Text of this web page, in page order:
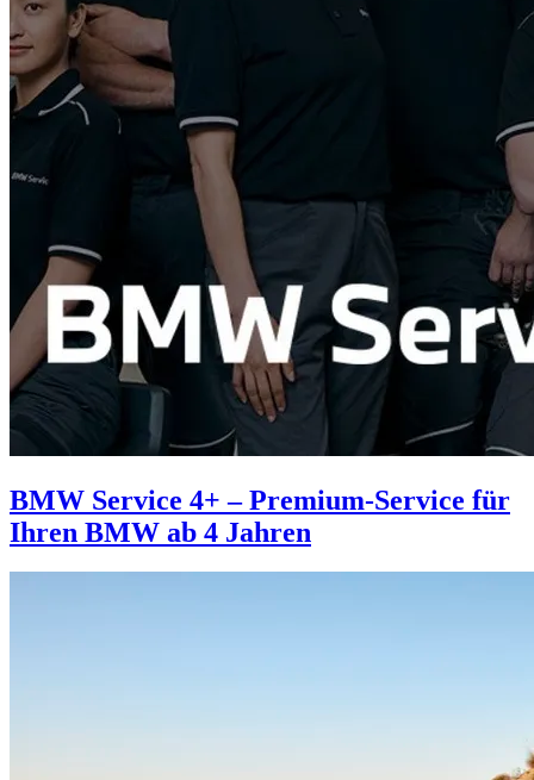
BMW Service 4+ – Premium-Service für
Ihren BMW ab 4 Jahren